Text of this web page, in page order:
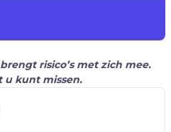
risico’s met zich mee.
u kunt missen.